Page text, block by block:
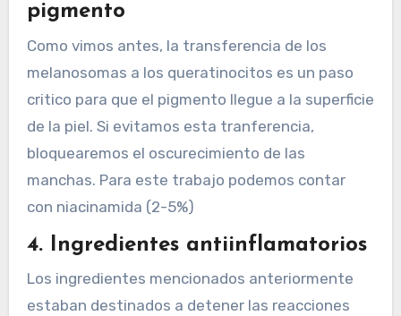
pigmento
Como vimos antes, la transferencia de los
melanosomas a los queratinocitos es un paso
critico para que el pigmento llegue a la superficie
de la piel. Si evitamos esta tranferencia,
bloquearemos el oscurecimiento de las
manchas. Para este trabajo podemos contar
con niacinamida (2-5%)
4. Ingredientes antiinflamatorios
Los ingredientes mencionados anteriormente
estaban destinados a detener las reacciones